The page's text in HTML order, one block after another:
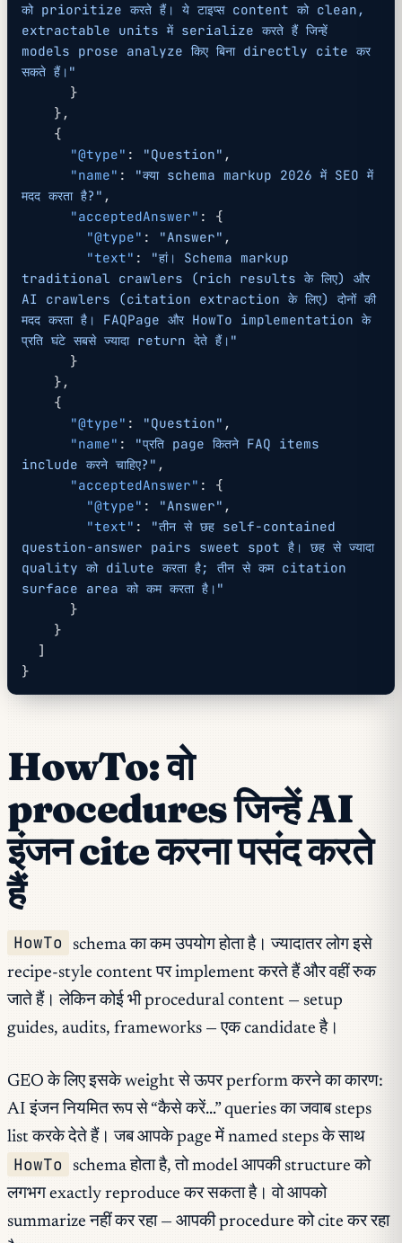
को prioritize करते हैं। ये टाइप्स content को clean,
extractable units में serialize करते हैं जिन्हें
models prose analyze किए बिना directly cite कर
सकते हैं।"
      }
    },
    {
      "@type"
: "Question" ,
      "name"
: "क्या schema markup 2026 में SEO में
मदद करता है?" ,
      "acceptedAnswer"
: {
        "@type"
: "Answer" ,
        "text"
: "हां। Schema markup
traditional crawlers (rich results के लिए) और
AI crawlers (citation extraction के लिए) दोनों की
मदद करता है। FAQPage और HowTo implementation के
प्रति घंटे सबसे ज्यादा return देते हैं।"
      }
    },
    {
      "@type"
: "Question" ,
      "name"
: "प्रति page कितने FAQ items
include करने चाहिए?" ,
      "acceptedAnswer"
: {
        "@type"
: "Answer" ,
        "text"
: "तीन से छह self-contained
question-answer pairs sweet spot है। छह से ज्यादा
quality को dilute करता है; तीन से कम citation
surface area को कम करता है।"
      }
    }
  ]
}
HowTo: वो
procedures जिन्हें AI
इंजन cite करना पसंद करते
हैं
HowTo
schema का कम उपयोग होता है। ज्यादातर लोग इसे
recipe-style content पर implement करते हैं और वहीं रुक
जाते हैं। लेकिन कोई भी procedural content — setup
guides, audits, frameworks — एक candidate है।
GEO के लिए इसके weight से ऊपर perform करने का कारण:
AI इंजन नियमित रूप से “कैसे करें…” queries का जवाब steps
list करके देते हैं। जब आपके page में named steps के साथ
HowTo
schema होता है, तो model आपकी structure को
लगभग exactly reproduce कर सकता है। वो आपको
summarize नहीं कर रहा — आपकी procedure को cite कर रहा